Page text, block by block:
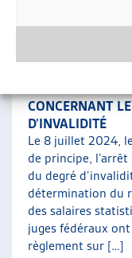
SUR LE MÊME
3 SEPTEMBRE
CONCERNANT
D’INVALIDITÉ
Le 8 juillet 2024,
de principe,
du degré
détermination du
des salaires
juges fédéraux
règlement sur […]